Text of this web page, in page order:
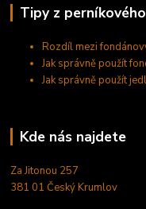
Tipy z
Rozdíl mezi
Jak správně použít
Jak správně použít
Kde nás najdete
Za Jitonou 257
381 01 Český Krumlov